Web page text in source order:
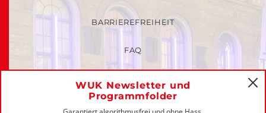
WUK Newsletter und
Programmfolder
BARRIEREFREIHEIT
FAQ